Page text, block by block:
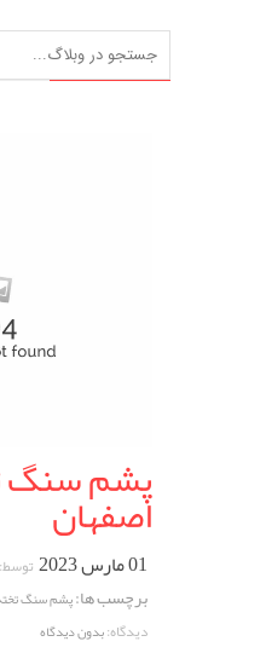
پشم سنگ
اصفهان
01 مارس 2023 توسط:
برچسب ها:پشم سنگ
دیدگاه:بدون دیدگاه